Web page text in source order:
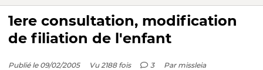
1ere consultation, modification
de filiation de l'enfant
Publié le 09/02/2005 Vu 2188 fois 3 Par missleia